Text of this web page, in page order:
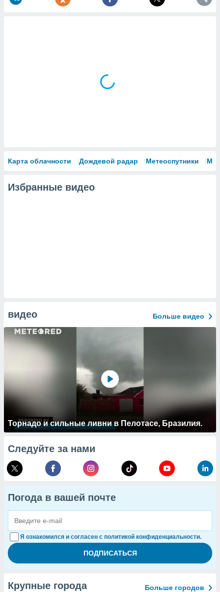
Карта облачности Дождевой радар Метеоспутники
Избранные видео
видео Больше видео
Торнадо и сильные ливни в Пелотасе, Бразилия.
Следуйте за нами
Погода в вашей почте
Я ознакомился и согласен с политикой конфиденциальности.
Крупные города Больше городов